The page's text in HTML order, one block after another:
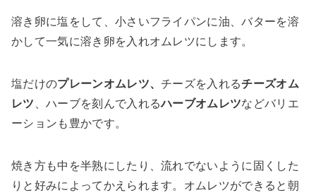
溶き卵に塩をして、小さいフライパンに油、バターを溶
かして一気に溶き卵を入れオムレツにします。
塩だけのプレーンオムレツ、チーズを入れるチーズオム
レツ 、ハーブを刻んで入れるハーブオムレツなどバリエ
ーションも豊かです。
焼き方も中を半熟にしたり、流れでないように固くした
りと好みによってかえられます。オムレツができると朝